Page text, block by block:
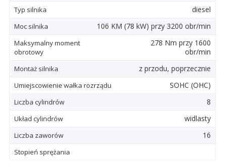
Typ silnika diesel
Moc silnika 106 KM (78 kW) przy 3200 obr/min
Maksymalny moment
obrotowy
278 Nm przy 1600
obr/min
Montaż silnika z przodu, poprzecznie
Umiejscowienie wałka rozrządu SOHC (OHC)
Liczba cylindrów 8
Układ cylindrów widlasty
Liczba zaworów 16
Stopień sprężania